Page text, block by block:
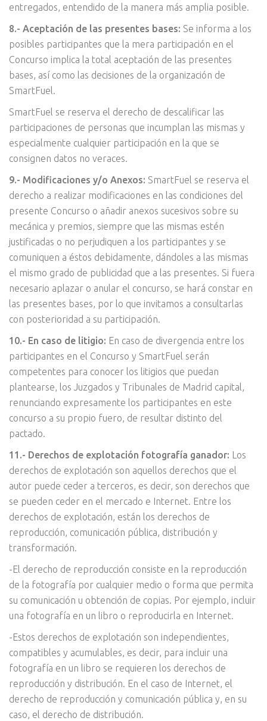
entregados, entendido de la manera más amplia posible.
8.- Aceptación de las presentes bases: Se informa a los
posibles participantes que la mera participación en el
Concurso implica la total aceptación de las presentes
bases, así como las decisiones de la organización de
SmartFuel.
SmartFuel se reserva el derecho de descalificar las
participaciones de personas que incumplan las mismas y
especialmente cualquier participación en la que se
consignen datos no veraces.
9.- Modificaciones y/o Anexos: SmartFuel se reserva el
derecho a realizar modificaciones en las condiciones del
presente Concurso o añadir anexos sucesivos sobre su
mecánica y premios, siempre que las mismas estén
justificadas o no perjudiquen a los participantes y se
comuniquen a éstos debidamente, dándoles a las mismas
el mismo grado de publicidad que a las presentes. Si fuera
necesario aplazar o anular el concurso, se hará constar en
las presentes bases, por lo que invitamos a consultarlas
con posterioridad a su participación.
10.- En caso de litigio: En caso de divergencia entre los
participantes en el Concurso y SmartFuel serán
competentes para conocer los litigios que puedan
plantearse, los Juzgados y Tribunales de Madrid capital,
renunciando expresamente los participantes en este
concurso a su propio fuero, de resultar distinto del
pactado.
11.- Derechos de explotación fotografía ganador: Los
derechos de explotación son aquellos derechos que el
autor puede ceder a terceros, es decir, son derechos que
se pueden ceder en el mercado e Internet. Entre los
derechos de explotación, están los derechos de
reproducción, comunicación pública, distribución y
transformación.
-El derecho de reproducción consiste en la reproducción
de la fotografía por cualquier medio o forma que permita
su comunicación u obtención de copias. Por ejemplo, incluir
una fotografía en un libro o reproducirla en Internet.
-Estos derechos de explotación son independientes,
compatibles y acumulables, es decir, para incluir una
fotografía en un libro se requieren los derechos de
reproducción y distribución. En el caso de Internet, el
derecho de reproducción y comunicación pública y, en su
caso, el derecho de distribución.